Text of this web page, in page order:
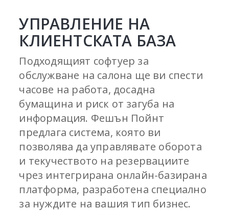
УПРАВЛЕНИЕ НА
КЛИЕНТСКАТА БАЗА
Подходящият софтуер за
обслужване на салона ще ви спести
часове на работа, досадна
бумащина и риск от загуба на
информация. Фешън Пойнт
предлага система, която ви
позволява да управлявате оборота
и текучеството на резервациите
чрез интегрирана онлайн-базирана
платформа, разработена специално
за нуждите на вашия тип бизнес.